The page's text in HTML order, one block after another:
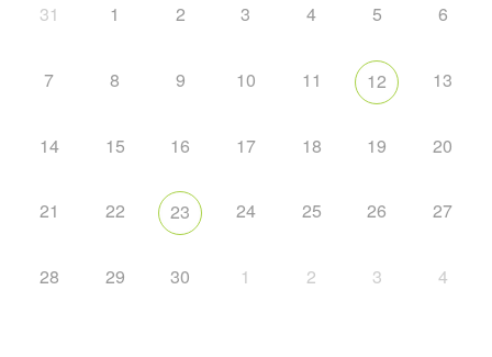
31 1 2 3 4 5 6
7 8 9 10 11 12 13
14 15 16 17 18 19 20
21 22 23 24 25 26 27
28 29 30 1 2 3 4